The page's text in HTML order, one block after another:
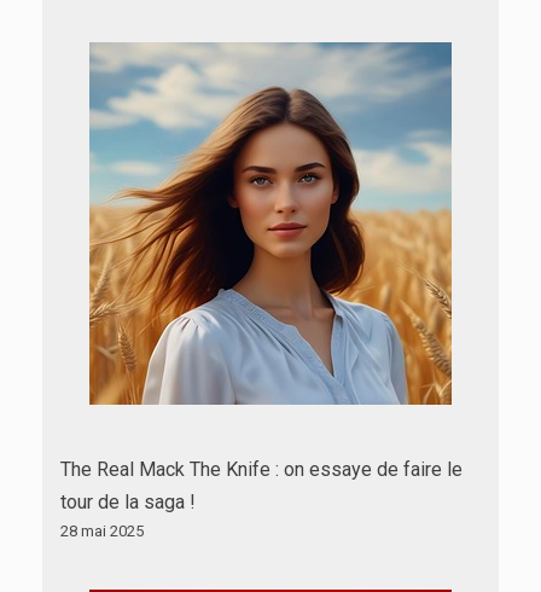
The Real Mack The Knife : on essaye de faire le
tour de la saga !
28 mai 2025